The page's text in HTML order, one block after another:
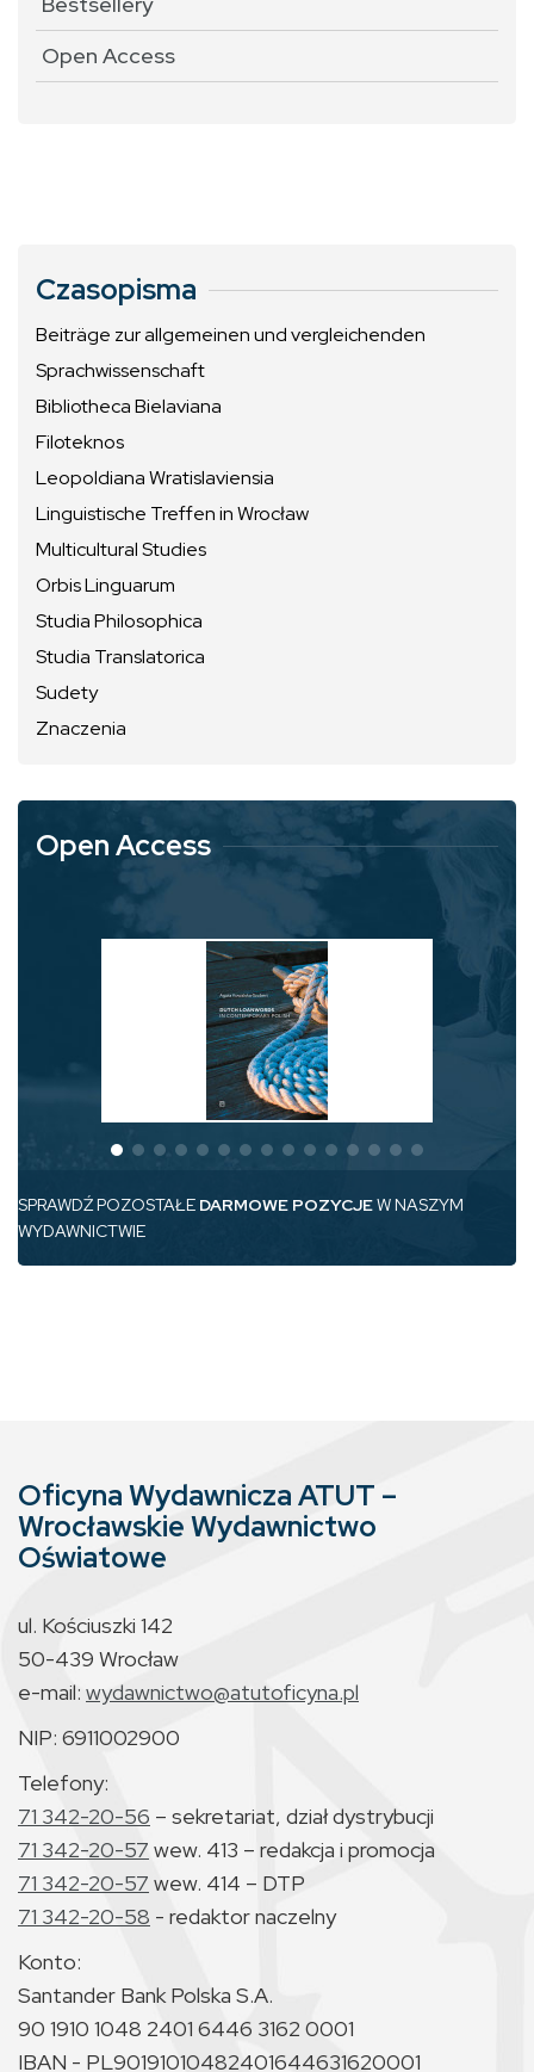
Open Access
Czasopisma
Beiträge zur allgemeinen und vergleichenden
Sprachwissenschaft
Bibliotheca Bielaviana
Filoteknos
Leopoldiana Wratislaviensia
Linguistische Treffen in Wrocław
Multicultural Studies
Orbis Linguarum
Studia Philosophica
Studia Translatorica
Sudety
Znaczenia
Open Access
SPRAWDŹ POZOSTAŁE DARMOWE POZYCJEW NASZYM
WYDAWNICTWIE
Oficyna Wydawnicza ATUT –
Wrocławskie Wydawnictwo
Oświatowe
ul. Kościuszki 142
50-439 Wrocław
e-mail: wydawnictwo@atutoficyna.pl
NIP: 6911002900
Telefony:
71 342-20-56 – sekretariat, dział dystrybucji
71 342-20-57 wew. 413 – redakcja i promocja
71 342-20-57 wew. 414 – DTP
71 342-20-58 - redaktor naczelny
Konto:
Santander Bank Polska S.A.
90 1910 1048 2401 6446 3162 0001
IBAN - PL90191010482401644631620001